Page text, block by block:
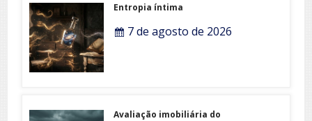
Entropia íntima
7 de agosto de 2026
Avaliação imobiliária do